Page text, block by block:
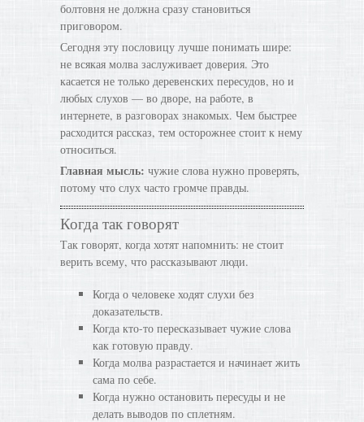
болтовня не должна сразу становиться
приговором.
Сегодня эту пословицу лучше понимать шире:
не всякая молва заслуживает доверия. Это
касается не только деревенских пересудов, но и
любых слухов — во дворе, на работе, в
интернете, в разговорах знакомых. Чем быстрее
расходится рассказ, тем осторожнее стоит к нему
относиться.
Главная мысль: чужие слова нужно проверять,
потому что слух часто громче правды.
Когда так говорят
Так говорят, когда хотят напомнить: не стоит
верить всему, что рассказывают люди.
Когда о человеке ходят слухи без
доказательств.
Когда кто-то пересказывает чужие слова
как готовую правду.
Когда молва разрастается и начинает жить
сама по себе.
Когда нужно остановить пересуды и не
делать выводов по сплетням.